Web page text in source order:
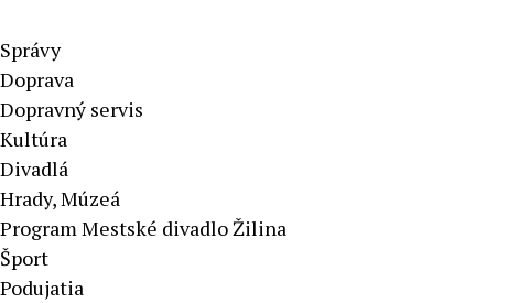
Aktuálne správy – severné Slovensko
Správy
Doprava
Dopravný servis
Kultúra
Divadlá
Hrady, Múzeá
Program Mestské divadlo Žilina
Šport
Podujatia